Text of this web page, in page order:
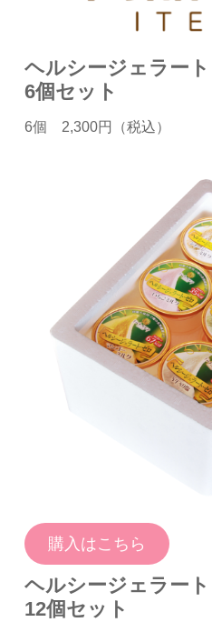
ヘルシージェラート
6個セット
6個 2,300円（税込）
購入はこちら
ヘルシージェラート
12個セット